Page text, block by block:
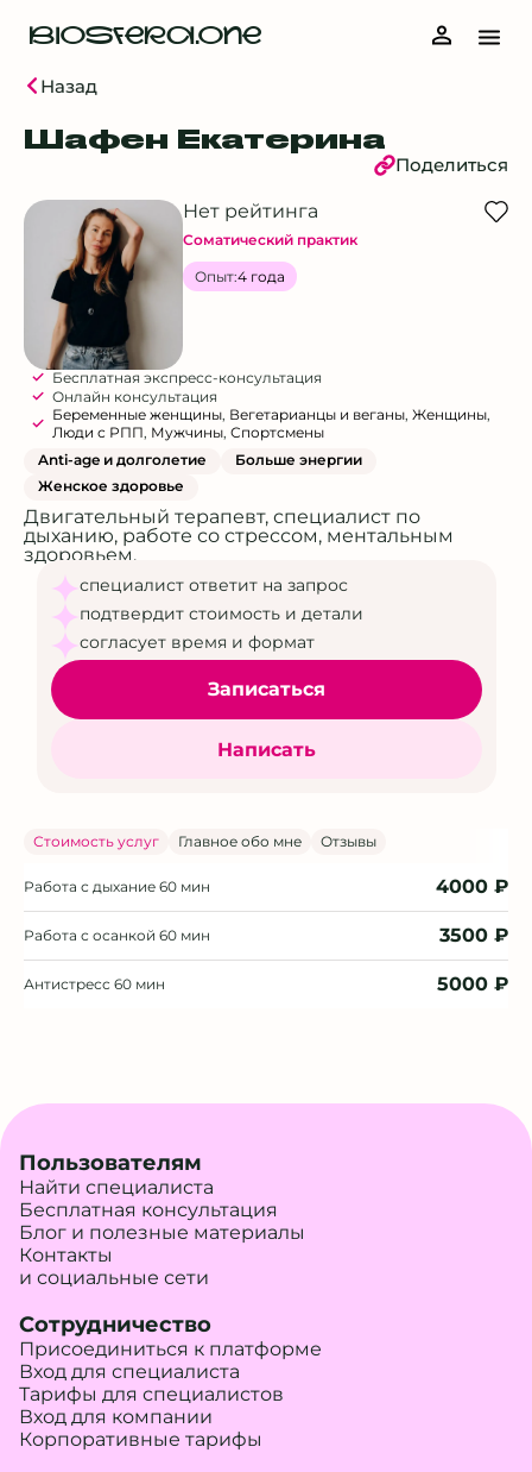
BIOSFERA.ONE
Назад
Шафен Екатерина
Поделиться
Нет рейтинга
Соматический практик
Опыт:4 года
Бесплатная экспресс-консультация
Онлайн консультация
Беременные женщины, Вегетарианцы и веганы, Женщины,
Люди с РПП, Мужчины, Спортсмены
Anti-age и долголетие
Больше энергии
Женское здоровье
Двигательный терапевт, специалист по
дыханию, работе со стрессом, ментальным
здоровьем.
специалист ответит на запрос
подтвердит стоимость и детали
согласует время и формат
Записаться
Написать
Стоимость услуг Главное обо мне Отзывы
Работа с дыхание 60 мин 4000 ₽
Работа с осанкой 60 мин 3500 ₽
Антистресс 60 мин 5000 ₽
Пользователям
Найти специалиста
Бесплатная консультация
Блог и полезные материалы
Контакты
и социальные сети
Сотрудничество
Присоединиться к платформе
Вход для специалиста
Тарифы для специалистов
Вход для компании
Корпоративные тарифы